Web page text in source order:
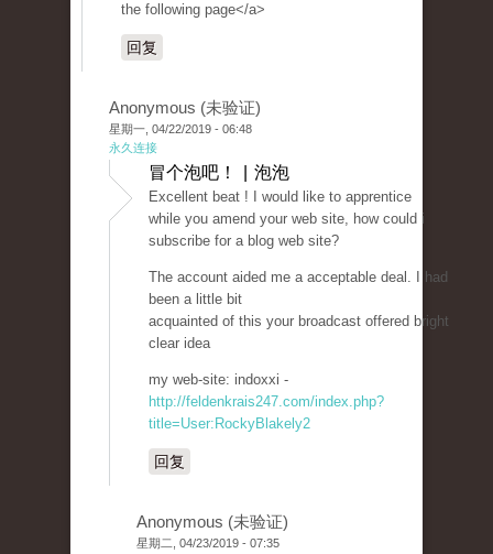
the following page</a>
回复
Anonymous (未验证)
星期一, 04/22/2019 - 06:48
永久连接
冒个泡吧！ | 泡泡
Excellent beat ! I would like to apprentice
while you amend your web site, how could i
subscribe for a blog web site?
The account aided me a acceptable deal. I had
been a little bit
acquainted of this your broadcast offered bright
clear idea
my web-site: indoxxi -
http://feldenkrais247.com/index.php?
title=User:RockyBlakely2
回复
Anonymous (未验证)
星期二, 04/23/2019 - 07:35